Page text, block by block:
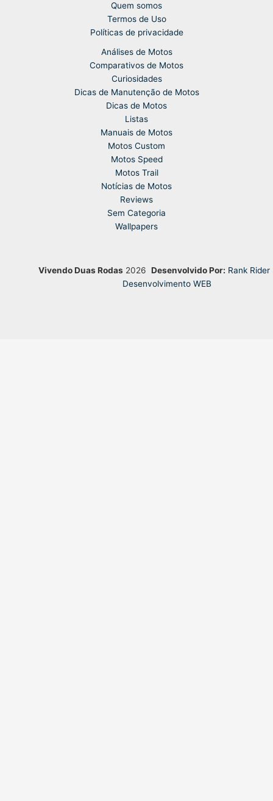
Quem somos
Termos de Uso
Políticas de privacidade
Análises de Motos
Comparativos de Motos
Curiosidades
Dicas de Manutenção de Motos
Dicas de Motos
Listas
Manuais de Motos
Motos Custom
Motos Speed
Motos Trail
Notícias de Motos
Reviews
Sem Categoria
Wallpapers
Vivendo Duas Rodas2026 Desenvolvido Por: Rank Rider
Desenvolvimento WEB